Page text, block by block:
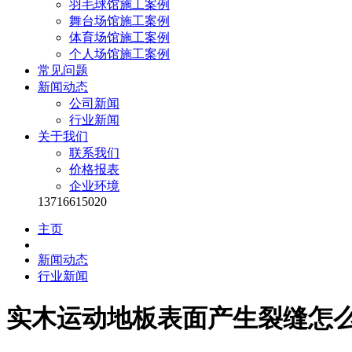
羽毛球馆施工案例
舞台场馆施工案例
体育场馆施工案例
个人场馆施工案例
常见问题
新闻动态
公司新闻
行业新闻
关于我们
联系我们
价格报表
企业环境
13716615020
主页
新闻动态
行业新闻
实木运动地板表面产生裂缝怎